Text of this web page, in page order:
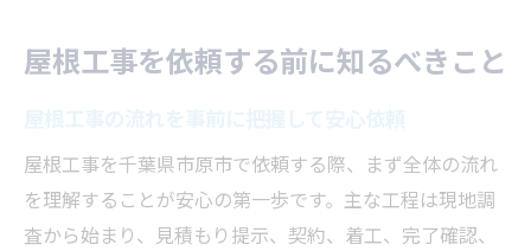
屋根工事を依頼する前に知るべきこと
屋根工事を千葉県市原市で依頼する際、まず全体の流れ
を理解することが安心の第一歩です。主な工程は現地調
査から始まり、見積もり提示、契約、着工、完了確認、